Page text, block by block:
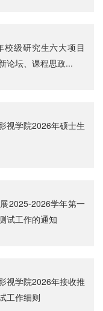
校级研究生六大项目
论坛、课程思政...
视学院2026年硕士生
2025-2026学年第一
试工作的通知
视学院2026年接收推
工作细则